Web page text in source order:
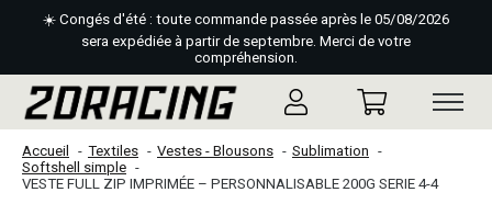
☀️ Congés d'été : toute commande passée après le 05/08/2026
sera expédiée à partir de septembre. Merci de votre
compréhension.
Accueil Textiles Vestes - Blousons
Sublimation
Softshell simple
VESTE FULL ZIP IMPRIMÉE – PERSONNALISABLE 200G SERIE 4-4